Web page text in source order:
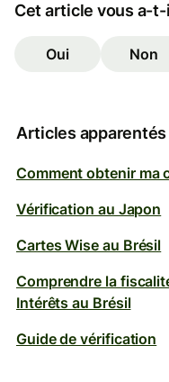
Cet article vous a-
Oui Non
Articles apparentés
Comment obtenir ma
Vérification au Japon
Cartes Wise au Brésil
Comprendre la
Intérêts au Brésil
Guide de vérification